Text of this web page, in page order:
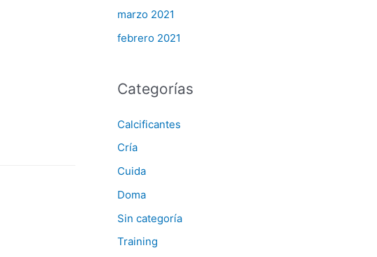
marzo 2021
febrero 2021
Categorías
Calcificantes
Cría
Cuida
Doma
Sin categoría
Training